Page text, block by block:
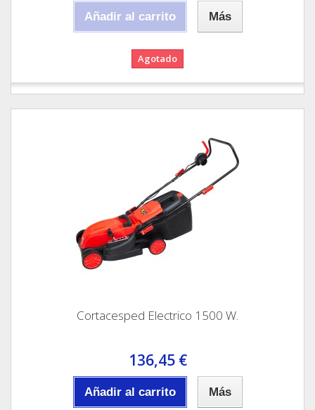
Añadir al carrito Más
Agotado
Cortacesped Electrico 1500 W.
136,45 €
Añadir al carrito Más